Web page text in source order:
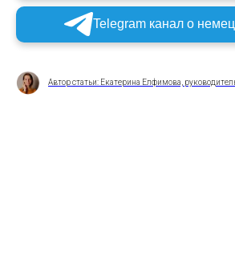
Telegram канал о
Автор статьи: Екатерина Елфимова,